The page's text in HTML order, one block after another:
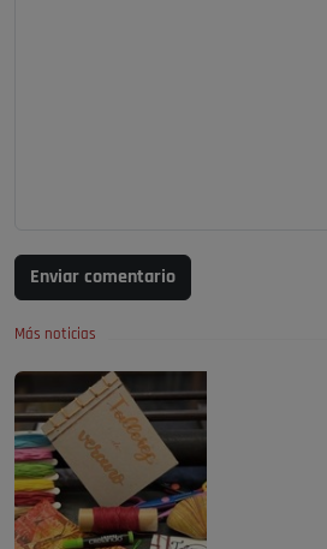
Enviar comentario
Más noticias